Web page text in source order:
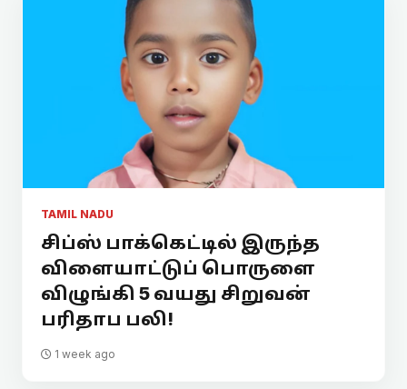
TAMIL NADU
சிப்ஸ் பாக்கெட்டில் இருந்த
விளையாட்டுப் பொருளை
விழுங்கி 5 வயது சிறுவன்
பரிதாப பலி!
1 week ago